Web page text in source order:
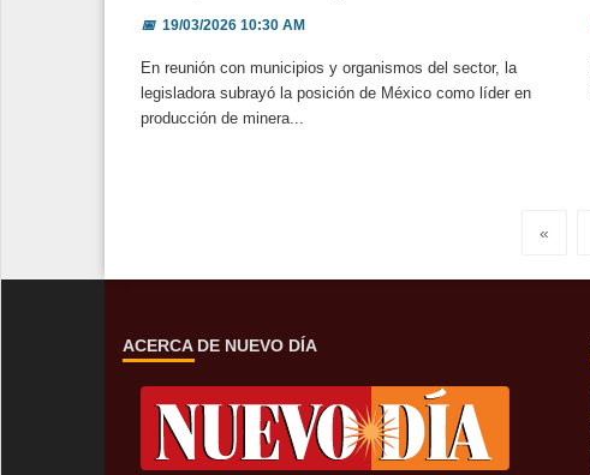
📅19/03/2026 10:30 AM
En reunión con municipios y organismos del sector, la
legisladora subrayó la posición de México como líder en
producción de minera...
«
ACERCA DE NUEVO DÍA